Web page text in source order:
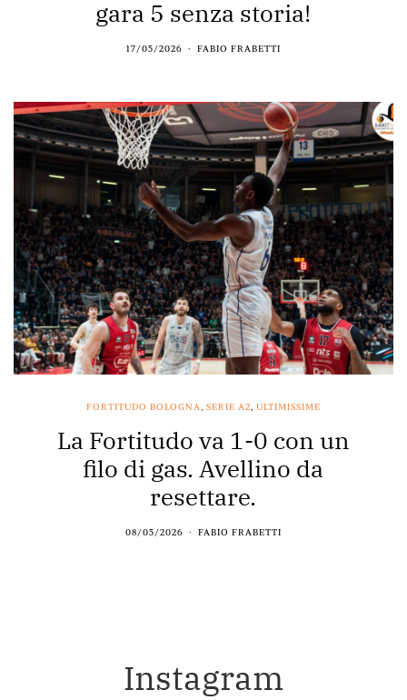
gara 5 senza storia!
17/05/2026 FABIO FRABETTI
FORTITUDO BOLOGNA, SERIE A2, ULTIMISSIME
La Fortitudo va 1-0 con un
filo di gas. Avellino da
resettare.
08/05/2026 FABIO FRABETTI
Instagram